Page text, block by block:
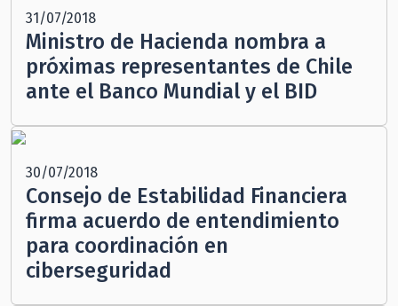
31/07/2018
Ministro de Hacienda nombra a
próximas representantes de Chile
ante el Banco Mundial y el BID
30/07/2018
Consejo de Estabilidad Financiera
firma acuerdo de entendimiento
para coordinación en
ciberseguridad